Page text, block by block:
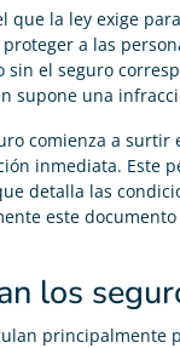
que la ley exige
a las
el seguro
supone una
comienza a surtir
inmediata. Este
detalla las
este
los
principalmente